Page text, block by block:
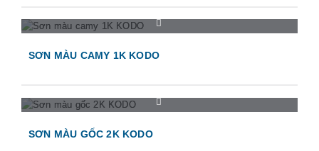
SƠN MÀU CAMY 1K KODO
SƠN MÀU GỐC 2K KODO